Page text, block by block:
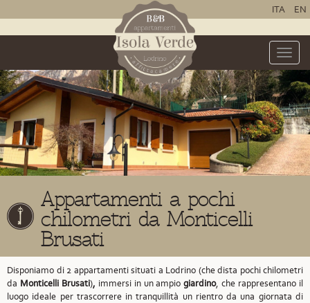
ITA EN
Toggle
Appartamenti a pochi
chilometri da Monticelli
Brusati
Disponiamo di 2 appartamenti situati a Lodrino (che dista pochi chilometri
da Monticelli Brusati), immersi in un ampiogiardino, che rappresentano il
luogo ideale per trascorrere in tranquillità un rientro da una giornata di